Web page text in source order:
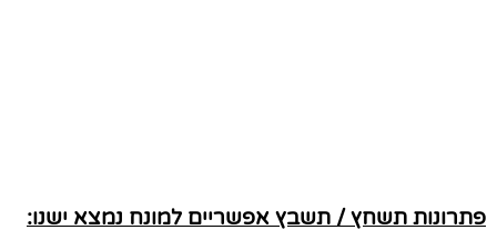
פתרונות תשחץ / תשבץ אפשריים למונח נמצא ישנו: